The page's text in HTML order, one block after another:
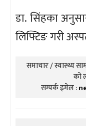
डा. सिंहका
लिफ्टिङ गरी
समाचार / स्वास्थ्य
को
सम्पर्क इमेल :